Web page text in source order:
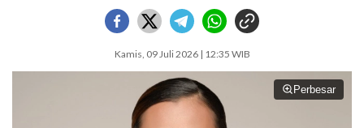
Kamis, 09 Juli 2026 | 12:35 WIB
Perbesar